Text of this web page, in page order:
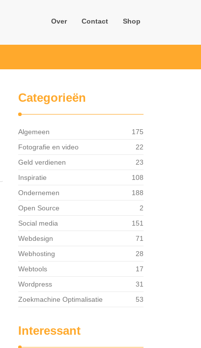
Over Contact Shop
Categorieën
Algemeen
175
Fotografie en video
22
Geld verdienen
23
Inspiratie
108
Ondernemen
188
Open Source
2
Social media
151
Webdesign
71
Webhosting
28
Webtools
17
Wordpress
31
Zoekmachine Optimalisatie
53
Interessant